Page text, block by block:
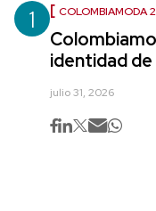
1 COLOMBIAMODA
identidad
julio 31, 2026